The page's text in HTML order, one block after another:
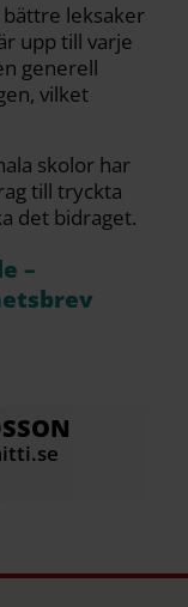
bättre leksaker
upp till varje
generell
vilket
skolor har
till tryckta
det bidraget.
–